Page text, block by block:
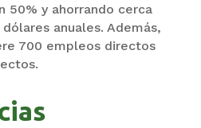
50% y ahorrando cerca
anuales. Además,
700 empleos directos